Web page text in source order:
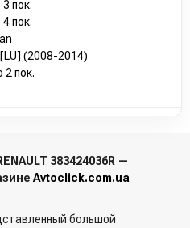
пок.
пок.
(2008-2014)
2 пок.
383424036R —
Avtoclick.com.ua
большой